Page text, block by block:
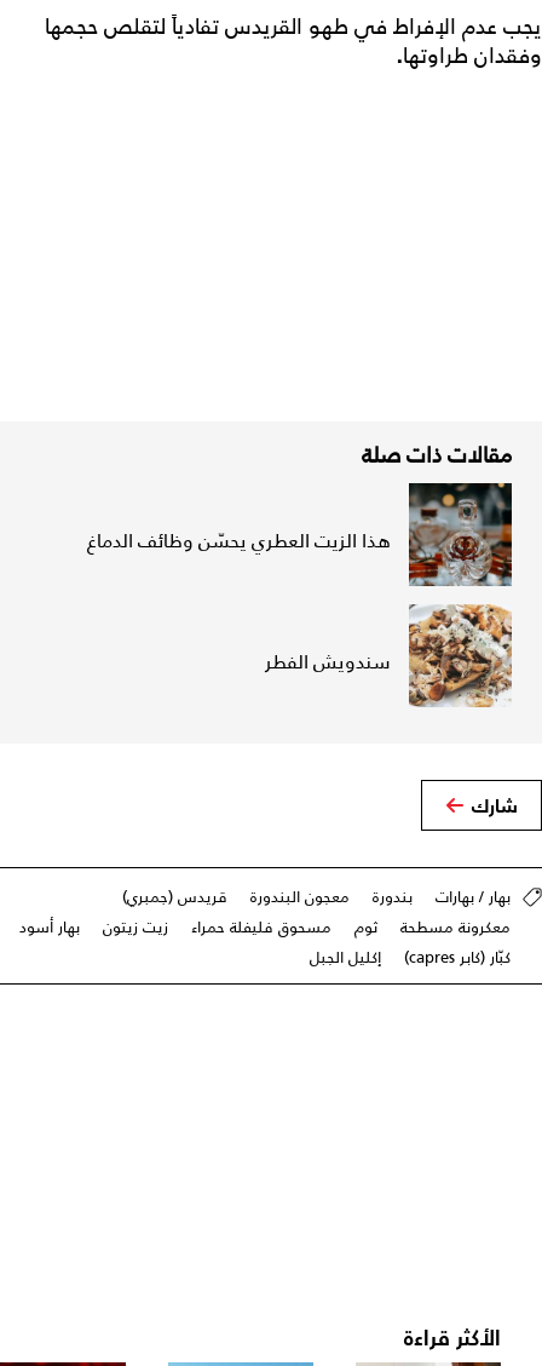
يجب عدم الإفراط في طهو القريدس تفادياً لتقلص حجمها
وفقدان طراوتها.
مقالات ذات صلة
هذا الزيت العطري يحسّن وظائف الدماغ
سندويش الفطر
شارك
بهار / بهارات بندورة معجون البندورة
قريدس (جمبري)
معكرونة مسطحة
ثوم مسحوق فليفلة حمراء زيت زيتون
بهار أسود
كبّار (كابر capres)
إكليل الجبل
الأكثر قراءة